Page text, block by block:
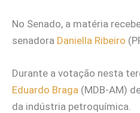
No Senado, a matéria
senadora Daniella Ribeiro
Durante a votação nesta
Eduardo Braga (MDB-AM)
da indústria petroquímica.